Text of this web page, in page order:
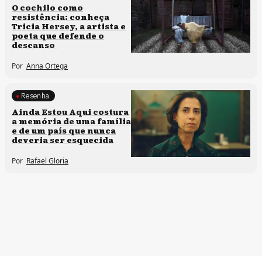
O cochilo como
resistência: conheça
Tricia Hersey, a artista e
poeta que defende o
descanso
Por Anna Ortega
Memória e patrimônio
Resenha
Ainda Estou Aqui costura
a memória de uma família
e de um país que nunca
deveria ser esquecida
Por Rafael Gloria